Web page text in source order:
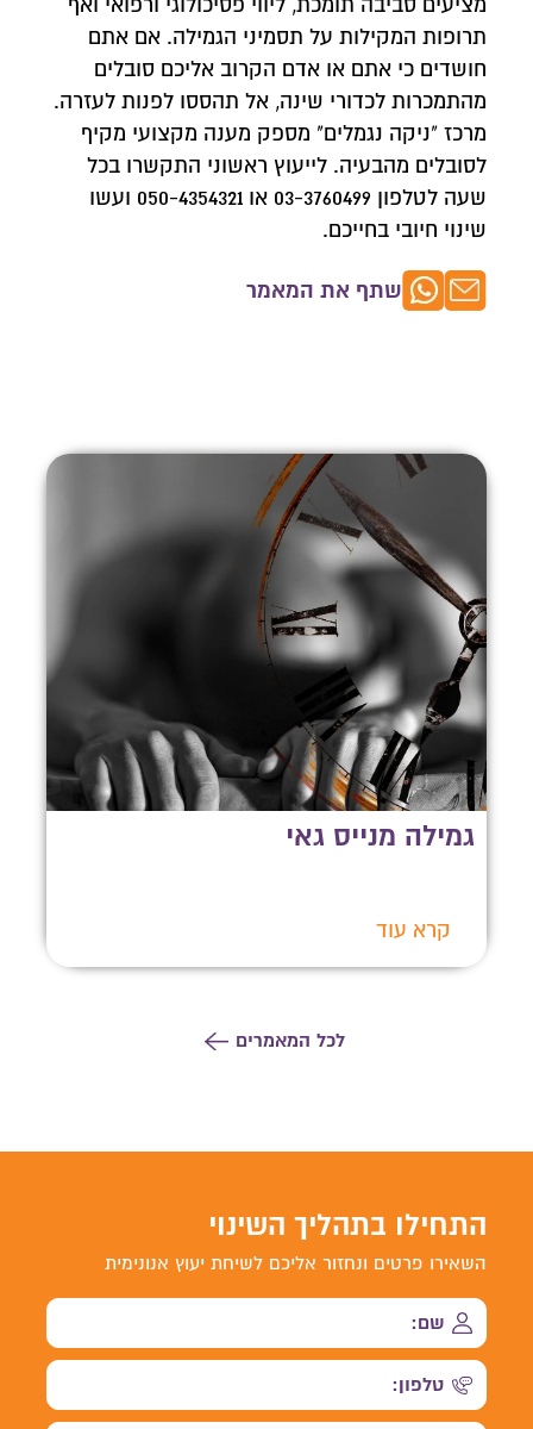
צרו איתנו קשר
השאירו פרטים ונחזור אליכם לשיחת יעוץ אנונימית
תרופות המקילות על תסמיני הגמילה. אם אתם
חושדים כי אתם או אדם הקרוב אליכם סובלים
מהתמכרות לכדורי שינה, אל תהססו לפנות לעזרה.
מרכז "ניקה נגמלים" מספק מענה מקצועי מקיף
לסובלים מהבעיה. לייעוץ ראשוני התקשרו בכל
שעה לטלפון ‎03-3760499 או 050-4354321 ועשו
שינוי חיובי בחייכם.
שתף את המאמר
גמילה מנייס גאי
קרא עוד
לכל המאמרים
התחילו בתהליך השינוי
השאירו פרטים ונחזור אליכם לשיחת יעוץ אנונימית